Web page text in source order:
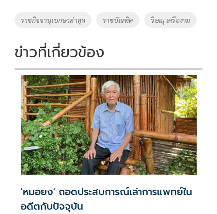
o
k
Li
k
Tags
ราชกิจจานุเบกษาล่าสุด ราชบัณฑิต วิษณุ เครืองาม
ข่าวที่เกี่ยวข้อง
'หมอยง' ถอดประสบการณ์เล่าการแพทย์ใน
อดีตกับปัจจุบัน